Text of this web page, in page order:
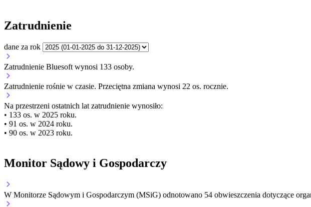
Zatrudnienie
dane za rok
Zatrudnienie Bluesoft wynosi 133 osoby.
Zatrudnienie rośnie w czasie. Przeciętna zmiana wynosi 22 os. rocznie.
Na przestrzeni ostatnich lat zatrudnienie wynosiło:
• 133 os. w 2025 roku.
• 91 os. w 2024 roku.
• 90 os. w 2023 roku.
Monitor Sądowy i Gospodarczy
W Monitorze Sądowym i Gospodarczym (MSiG) odnotowano 54 obwieszczenia dotyczące